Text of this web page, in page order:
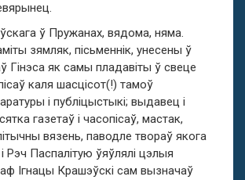
ў Пружанах, вядома, няма.
зямляк, пісьменнік, унесены ў
Гінэса як самы пладавіты ў свеце
каля шасцісот(!) тамоў
і публіцыстыкі; выдавец і
газетаў і часопісаў, мастак,
вязень, паводле твораў якога
Рэч Паспалітую ўяўлялі цэлыя
Ігнацы Крашэўскі сам вызначаў